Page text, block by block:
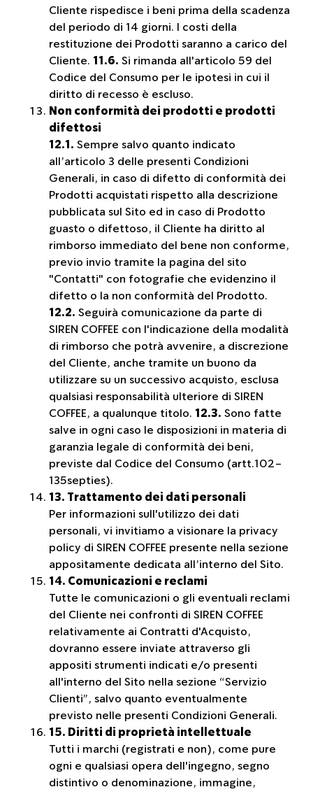
Cliente rispedisce i beni prima della scadenza
del periodo di 14 giorni. I costi della
restituzione dei Prodotti saranno a carico del
Cliente. 11.6. Si rimanda all'articolo 59 del
Codice del Consumo per le ipotesi in cui il
diritto di recesso è escluso.
Non conformità dei prodotti e prodotti
difettosi
12.1. Sempre salvo quanto indicato
all’articolo 3 delle presenti Condizioni
Generali, in caso di difetto di conformità dei
Prodotti acquistati rispetto alla descrizione
pubblicata sul Sito ed in caso di Prodotto
guasto o difettoso, il Cliente ha diritto al
rimborso immediato del bene non conforme,
previo invio tramite la pagina del sito
"Contatti" con fotografie che evidenzino il
difetto o la non conformità del Prodotto.
12.2. Seguirà comunicazione da parte di
SIREN COFFEE con l'indicazione della modalità
di rimborso che potrà avvenire, a discrezione
del Cliente, anche tramite un buono da
utilizzare su un successivo acquisto, esclusa
qualsiasi responsabilità ulteriore di SIREN
COFFEE, a qualunque titolo. 12.3. Sono fatte
salve in ogni caso le disposizioni in materia di
garanzia legale di conformità dei beni,
previste dal Codice del Consumo (artt.102-
135septies).
13. Trattamento dei dati personali
Per informazioni sull'utilizzo dei dati
personali, vi invitiamo a visionare la privacy
policy di SIREN COFFEE presente nella sezione
appositamente dedicata all’interno del Sito.
14. Comunicazioni e reclami
Tutte le comunicazioni o gli eventuali reclami
del Cliente nei confronti di SIREN COFFEE
relativamente ai Contratti d'Acquisto,
dovranno essere inviate attraverso gli
appositi strumenti indicati e/o presenti
all'interno del Sito nella sezione “Servizio
Clienti”, salvo quanto eventualmente
previsto nelle presenti Condizioni Generali.
15. Diritti di proprietà intellettuale
Tutti i marchi (registrati e non), come pure
ogni e qualsiasi opera dell'ingegno, segno
distintivo o denominazione, immagine,